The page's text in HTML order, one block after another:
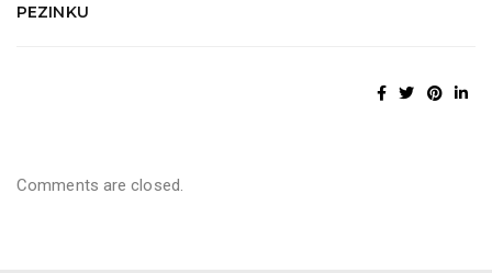
PEZINKU
Comments are closed.